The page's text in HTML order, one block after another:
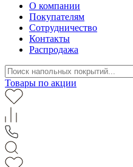
О компании
Покупателям
Сотрудничество
Контакты
Распродажа
Товары по акции